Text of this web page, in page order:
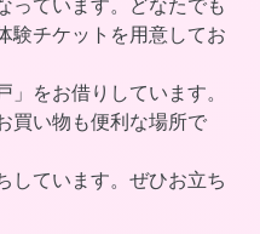
っています。どなたでも
験チケットを用意してお
をお借りしています。
買い物も便利な場所で
しています。ぜひお立ち